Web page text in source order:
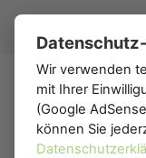
Wir verwenden
mit Ihrer
(Google
können Sie